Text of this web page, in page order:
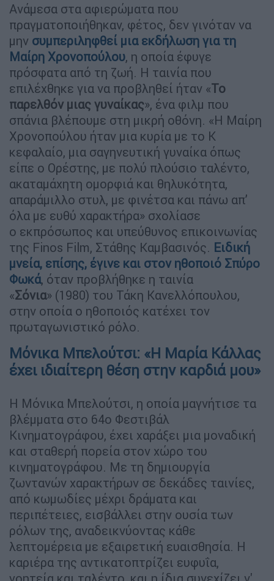
Ανάμεσα στα αφιερώματα που
πραγματοποιήθηκαν, φέτος, δεν γινόταν να
μην συμπεριληφθεί μια εκδήλωση για τη
Μαίρη Χρονοπούλου, η οποία έφυγε
πρόσφατα από τη ζωή. Η ταινία που
επιλέχθηκε για να προβληθεί ήταν «Το
παρελθόν μιας γυναίκας», ένα φιλμ που
σπάνια βλέπουμε στη μικρή οθόνη. «Η Μαίρη
Χρονοπούλου ήταν μια κυρία με το Κ
κεφαλαίο, μια σαγηνευτική γυναίκα όπως
είπε ο Ορέστης, με πολύ πλούσιο ταλέντο,
ακαταμάχητη ομορφιά και θηλυκότητα,
απαράμιλλο στυλ, με φινέτσα και πάνω απ’
όλα με ευθύ χαρακτήρα» σχολίασε
ο εκπρόσωπος και υπεύθυνος επικοινωνίας
της Finos Film, Στάθης Καμβασινός. Ειδική
μνεία, επίσης, έγινε και στον ηθοποιό Σπύρο
Φωκά, όταν προβλήθηκε η ταινία
«Σόνια» (1980) του Τάκη Κανελλόπουλου,
στην οποία ο ηθοποιός κατέχει τον
πρωταγωνιστικό ρόλο.
Μόνικα Μπελούτσι: «Η Μαρία Κάλλας
έχει ιδιαίτερη θέση στην καρδιά μου»
Η Μόνικα Μπελούτσι, η οποία μαγνήτισε τα
βλέμματα στο 64ο Φεστιβάλ
Κινηματογράφου, έχει χαράξει μια μοναδική
και σταθερή πορεία στον χώρο του
κινηματογράφου. Με τη δημιουργία
ζωντανών χαρακτήρων σε δεκάδες ταινίες,
από κωμωδίες μέχρι δράματα και
περιπέτειες, εισβάλλει στην ουσία των
ρόλων της, αναδεικνύοντας κάθε
λεπτομέρεια με εξαιρετική ευαισθησία. Η
καριέρα της αντικατοπτρίζει ευφυΐα,